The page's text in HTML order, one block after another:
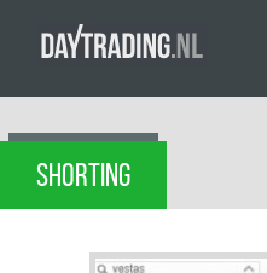
SHORTING